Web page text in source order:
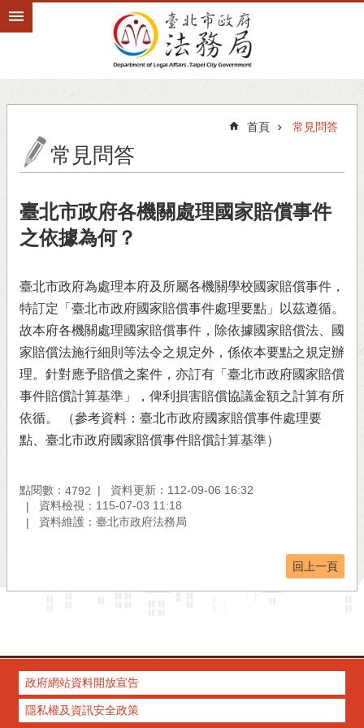
跳到主要內容區塊
首頁 常見問答
常見問答
臺北市政府各機關處理國家賠償事件
之依據為何？
臺北市政府為處理本府及所屬各機關學校國家賠償事件，
特訂定「臺北市政府國家賠償事件處理要點」以茲遵循。
故本府各機關處理國家賠償事件，除依據國家賠償法、國
家賠償法施行細則等法令之規定外，係依本要點之規定辦
理。針對應予賠償之案件，亦訂有「臺北市政府國家賠償
事件賠償計算基準」，俾利損害賠償協議金額之計算有所
依循。 （參考資料：臺北市政府國家賠償事件處理要
點、臺北市政府國家賠償事件賠償計算基準）
點閱數： 4792
資料更新：112-09-06 16:32
資料檢視：115-07-03 11:18
資料維護：臺北市政府法務局
回上一頁
政府網站資料開放宣告
隱私權及資訊安全政策